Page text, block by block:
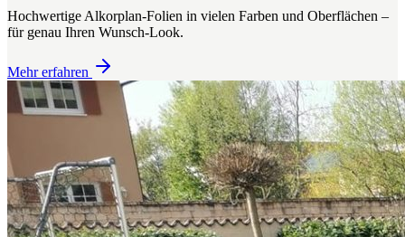
Hochwertige Alkorplan-Folien in vielen Farben und Oberflächen –
für genau Ihren Wunsch-Look.
Mehr erfahren